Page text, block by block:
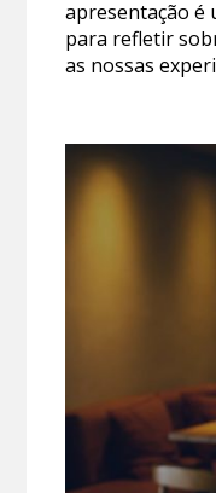
apresentação é
para refletir
as nossas